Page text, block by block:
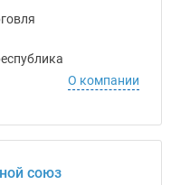
О компании
союз